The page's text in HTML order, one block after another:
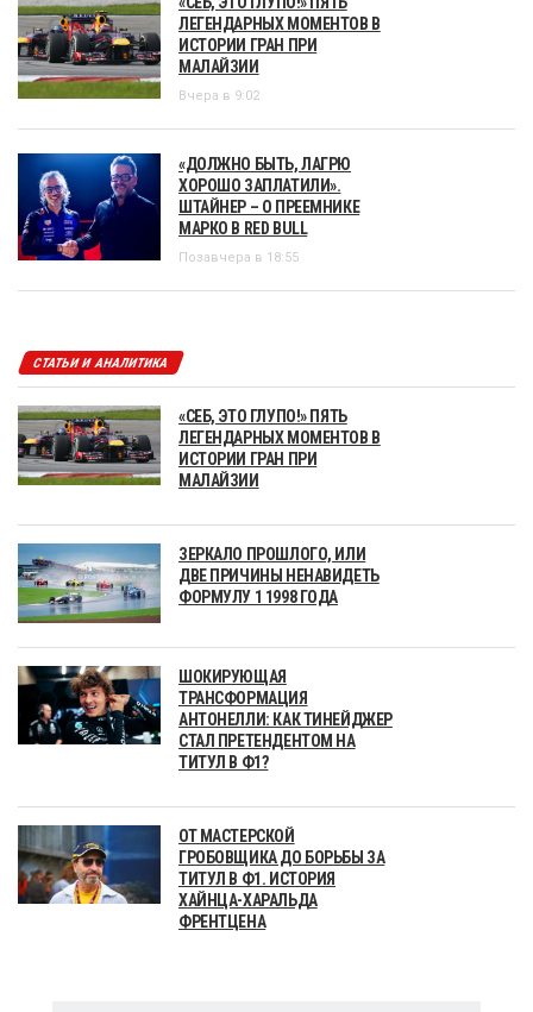
ЛЕГЕНДАРНЫХ МОМЕНТОВ В
ИСТОРИИ ГРАН ПРИ
МАЛАЙЗИИ
Вчера в 9:02
«ДОЛЖНО БЫТЬ, ЛАГРЮ
ХОРОШО ЗАПЛАТИЛИ».
ШТАЙНЕР – О ПРЕЕМНИКЕ
МАРКО В RED BULL
Позавчера в 18:55
СТАТЬИ И АНАЛИТИКА
«СЕБ, ЭТО ГЛУПО!» ПЯТЬ
ЛЕГЕНДАРНЫХ МОМЕНТОВ В
ИСТОРИИ ГРАН ПРИ
МАЛАЙЗИИ
ЗЕРКАЛО ПРОШЛОГО, ИЛИ
ДВЕ ПРИЧИНЫ НЕНАВИДЕТЬ
ФОРМУЛУ 1 1998 ГОДА
ШОКИРУЮЩАЯ
ТРАНСФОРМАЦИЯ
АНТОНЕЛЛИ: КАК ТИНЕЙДЖЕР
СТАЛ ПРЕТЕНДЕНТОМ НА
ТИТУЛ В Ф1?
ОТ МАСТЕРСКОЙ
ГРОБОВЩИКА ДО БОРЬБЫ ЗА
ТИТУЛ В Ф1. ИСТОРИЯ
ХАЙНЦА-ХАРАЛЬДА
ФРЕНТЦЕНА